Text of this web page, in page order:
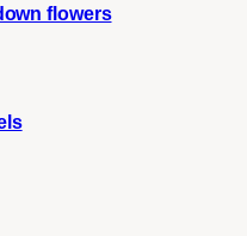
flowers